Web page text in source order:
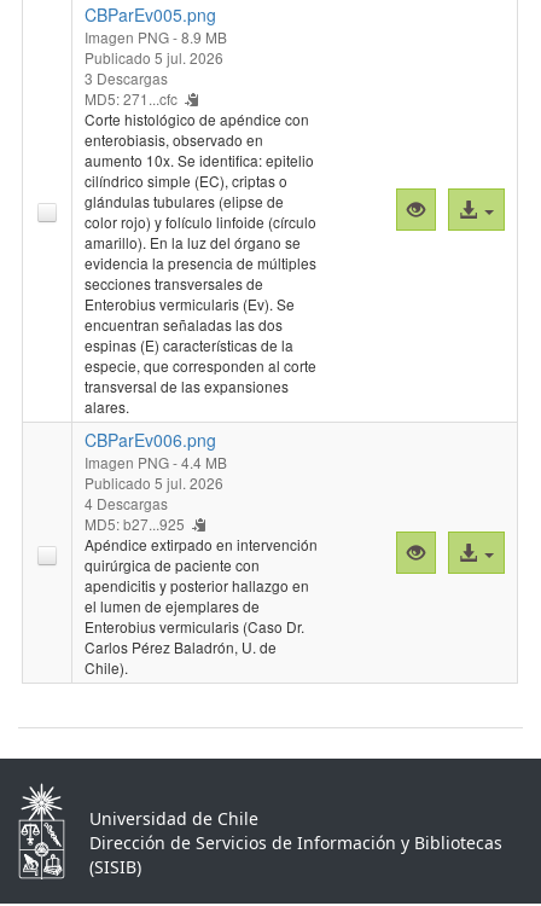
CBParEv005.png
Imagen PNG- 8.9 MB
Publicado 5 jul. 2026
3 Descargas
MD5: 271...cfc
Corte histológico de apéndice con
enterobiasis, observado en
aumento 10x. Se identifica: epitelio
cilíndrico simple (EC), criptas o
glándulas tubulares (elipse de
color rojo) y folículo linfoide (círculo
amarillo). En la luz del órgano se
evidencia la presencia de múltiples
secciones transversales de
Enterobius vermicularis (Ev). Se
encuentran señaladas las dos
espinas (E) características de la
especie, que corresponden al corte
transversal de las expansiones
alares.
Vista
previa
Acceso
al
CBParEv006.png
Imagen PNG- 4.4 MB
Publicado 5 jul. 2026
4 Descargas
MD5: b27...925
Apéndice extirpado en intervención
quirúrgica de paciente con
apendicitis y posterior hallazgo en
el lumen de ejemplares de
Enterobius vermicularis (Caso Dr.
Carlos Pérez Baladrón, U. de
Chile).
Vista
previa
Acceso
al
Universidad de Chile
Dirección de Servicios de Información y Bibliotecas
(SISIB)